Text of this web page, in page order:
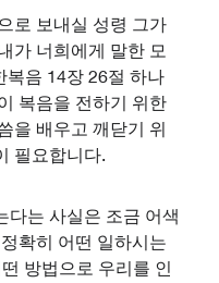
로 보내실 성령 그가
가 너희에게 말한 모
복음 14장 26절 하나
복음을 전하기 위한
을 배우고 깨닫기 위
필요합니다.
다는 사실은 조금 어색
확히 어떤 일하시는
방법으로 우리를 인